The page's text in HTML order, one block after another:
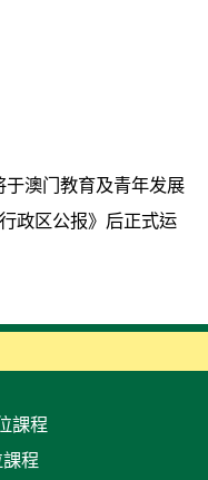
澳门教育及青年发展
政区公报》后正式运
課程
程